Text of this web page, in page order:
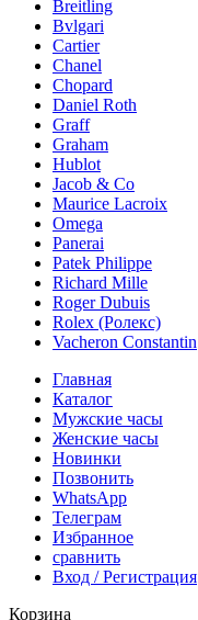
Breitling
Bvlgari
Cartier
Chanel
Chopard
Daniel Roth
Graff
Graham
Hublot
Jacob & Co
Maurice Lacroix
Omega
Panerai
Patek Philippe
Richard Mille
Roger Dubuis
Rolex (Ролекс)
Vacheron Constantin
Главная
Каталог
Мужские часы
Женские часы
Новинки
Позвонить
WhatsApp
Телеграм
Избранное
сравнить
Вход / Регистрация
Корзина